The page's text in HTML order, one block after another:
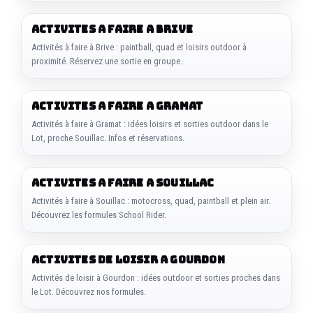
ACTIVITES A FAIRE A BRIVE
Activités à faire à Brive : paintball, quad et loisirs outdoor à
proximité. Réservez une sortie en groupe.
ACTIVITES A FAIRE A GRAMAT
Activités à faire à Gramat : idées loisirs et sorties outdoor dans le
Lot, proche Souillac. Infos et réservations.
ACTIVITES A FAIRE A SOUILLAC
Activités à faire à Souillac : motocross, quad, paintball et plein air.
Découvrez les formules School Rider.
ACTIVITES DE LOISIR A GOURDON
Activités de loisir à Gourdon : idées outdoor et sorties proches dans
le Lot. Découvrez nos formules.